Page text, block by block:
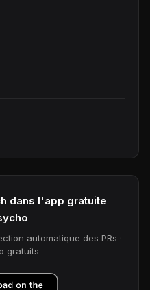
dans l'app gratuite
automatique des PRs ·
gratuits